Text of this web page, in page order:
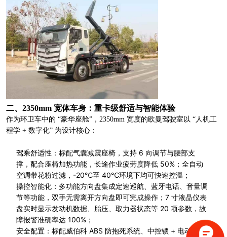
二、2350mm 宽体车身：重卡级舒适与智能体验
作为环卫车中的 “豪华座舱”，2350mm 宽度的欧曼驾驶室以 “人机工
程学 + 数字化” 为设计核心：
驾乘舒适性：标配气囊减震座椅，支持 6 向调节与腰部支
撑，配合座椅加热功能，长途作业疲劳度降低 50%；全自动
空调带花粉过滤，-20℃至 40℃环境下均可快速控温；
操控智能化：多功能方向盘集成定速巡航、蓝牙电话、音量调
节等功能，双手无需离开方向盘即可完成操作；7 寸液晶仪表
盘实时显示发动机数据、胎压、取力器状态等 20 项参数，故
障报警准确率达 100%；
安全配置：标配威伯科 ABS 防抱死系统、中控锁 + 电动门